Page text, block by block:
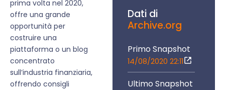
prima volta nel 2020,
offre una grande
opportunità per
costruire una
piattaforma o un blog
concentrato
sull’industria finanziaria,
offrendo consigli
Dati di
Archive.org
Primo Snapshot
14/08/2020 22:11
Ultimo Snapshot